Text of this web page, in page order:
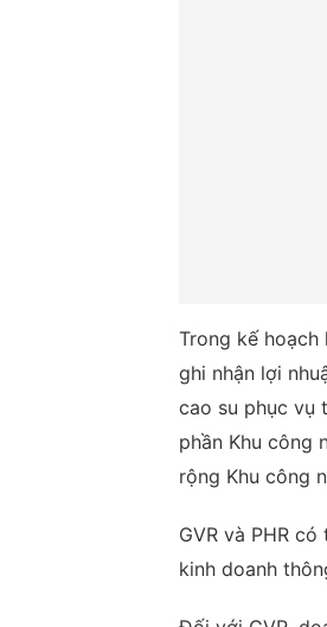
Trong kế hoạch
ghi nhận lợi
cao su phục vụ
phần Khu công
rộng Khu công
GVR và PHR
kinh doanh